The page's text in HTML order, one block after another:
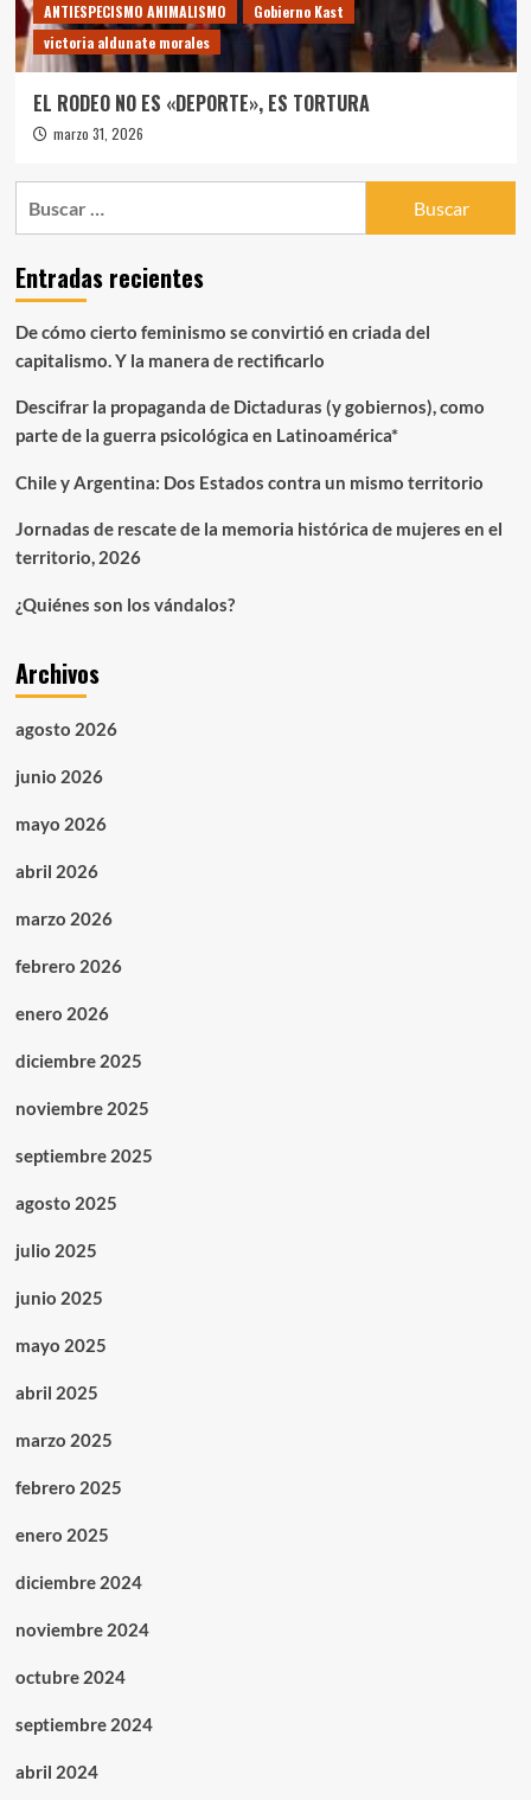
ANTIESPECISMO ANIMALISMO
Gobierno Kast
victoria aldunate morales
EL RODEO NO ES «DEPORTE», ES TORTURA
marzo 31, 2026
Entradas recientes
De cómo cierto feminismo se convirtió en criada del
capitalismo. Y la manera de rectificarlo
Descifrar la propaganda de Dictaduras (y gobiernos), como
parte de la guerra psicológica en Latinoamérica*
Chile y Argentina: Dos Estados contra un mismo territorio
Jornadas de rescate de la memoria histórica de mujeres en el
territorio, 2026
¿Quiénes son los vándalos?
Archivos
agosto 2026
junio 2026
mayo 2026
abril 2026
marzo 2026
febrero 2026
enero 2026
diciembre 2025
noviembre 2025
septiembre 2025
agosto 2025
julio 2025
junio 2025
mayo 2025
abril 2025
marzo 2025
febrero 2025
enero 2025
diciembre 2024
noviembre 2024
octubre 2024
septiembre 2024
abril 2024